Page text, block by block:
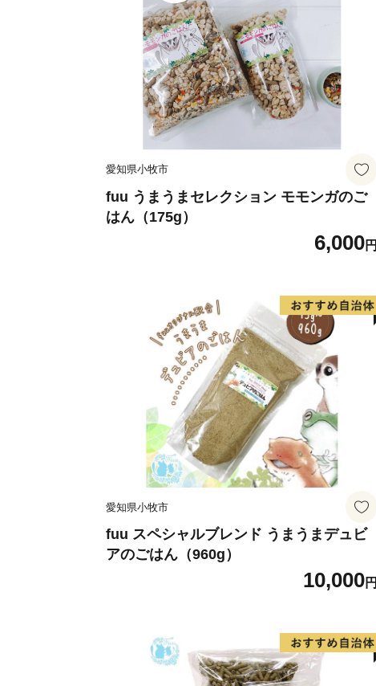
愛知県小牧市
fuu うまうまセレクション モモンガのご
はん（175g）
6,000円
愛知県小牧市
fuu スペシャルブレンド うまうまデュビ
アのごはん（960g）
10,000円